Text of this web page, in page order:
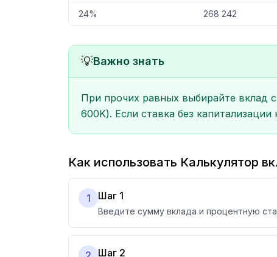
24% 268 242
💡Важно знать
При прочих равных выбирайте вклад
600K). Если ставка без
Как использовать Калькулятор
1 Шаг 1
Введите сумму вклада и процентную
Шаг 2